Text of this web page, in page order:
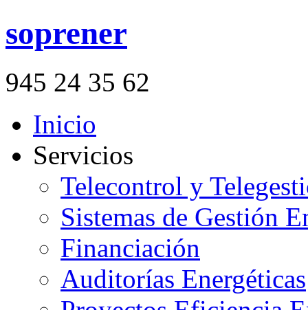
soprener
945 24 35 62
Inicio
Servicios
Telecontrol y
Sistemas de Gestión
Financiación
Auditorías Energéticas